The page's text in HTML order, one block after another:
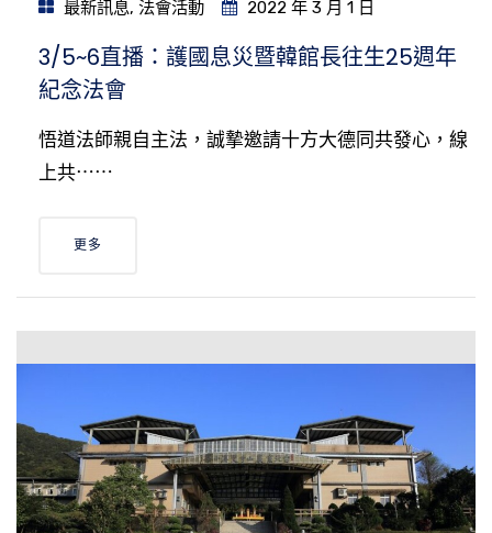
最新訊息, 法會活動 2022 年 3 月 1 日
3/5~6直播：護國息災暨韓館長往生25週年
紀念法會
悟道法師親自主法，誠摯邀請十方大德同共發心，線
上共⋯⋯
更多